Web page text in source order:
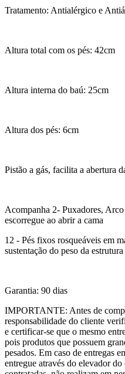
Tratamento: Antialérgico e
Altura total com os pés: 42cm
Altura interna do baú: 25cm
Altura dos pés: 6cm
Pistão a gás, facilita a abertura
Acompanha 2- Puxadores,
escorregue ao abrir a cama
12 - Pés fixos rosqueáveis em
sustentação do peso da
Garantia: 90 dias
IMPORTANTE: Antes de
responsabilidade do cliente
e certificar-se que o mesmo
pois produtos que possuem
pesados. Em caso de entregas
entregue através do elevador